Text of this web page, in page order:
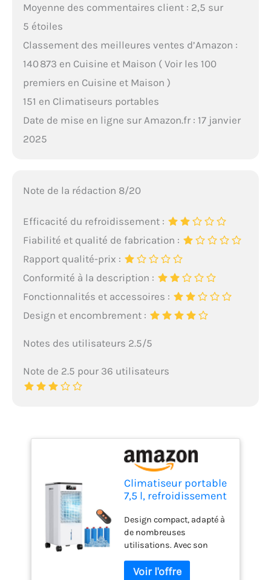
Moyenne des commentaires client : 2,5 sur
5 étoiles
Classement des meilleures ventes d’Amazon :
140 873 en Cuisine et Maison ( Voir les 100
premiers en Cuisine et Maison )
151 en Climatiseurs portables
Date de mise en ligne sur Amazon.fr : 17 janvier
2025
Note de la rédaction 8/20
Efficacité du refroidissement :
Fiabilité et qualité de fabrication :
Rapport qualité-prix :
Conformité à la description :
Fonctionnalités et accessoires :
Design et encombrement :
Notes des utilisateurs 2.5/5
Note de 2.5 pour 36 utilisateurs
Climatiseur portable
7,5 l, refroidissement
cristaux de glace,
grand réservoir,
télécommande, 3
vitesses, 60°/120°,
minuterie 1-12h,
Design compact, adapté à
de nombreuses
utilisations. Avec son
ce petit climatiseur